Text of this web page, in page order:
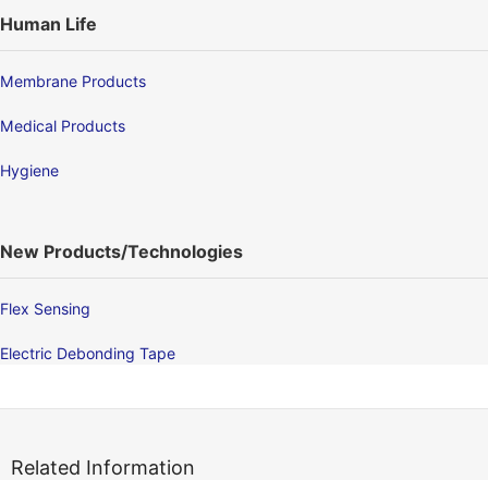
Human Life
Membrane Products
Medical Products
Hygiene
New Products/Technologies
Flex Sensing
Electric Debonding Tape
Related Information